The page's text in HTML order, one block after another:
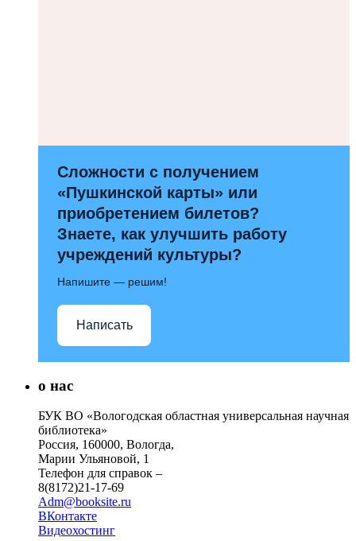
Сложности с получением
«Пушкинской карты» или
приобретением билетов?
Знаете, как улучшить работу
учреждений культуры?
Напишите — решим!
Написать
о нас
БУК ВО «Вологодская областная универсальная научная
библиотека»
Россия, 160000, Вологда,
Марии Ульяновой, 1
Телефон для справок –
8(8172)21-17-69
Adm@booksite.ru
ВКонтакте
Видеохостинг